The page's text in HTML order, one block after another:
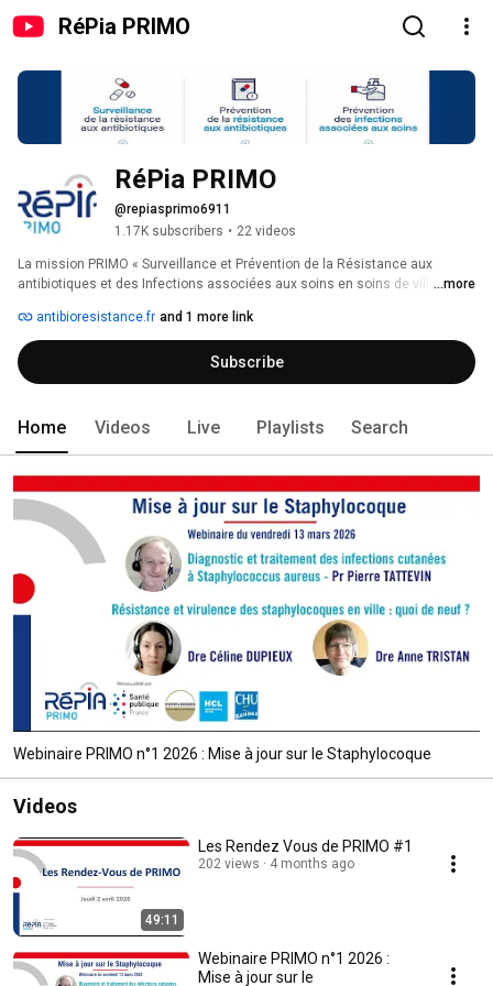
RéPia PRIMO
RéPia PRIMO
@repiasprimo6911
1.17K subscribers • 22 videos
La mission PRIMO « Surveillance et Prévention de la Résistance aux
antibiotiques et des Infections associées aux soins en soins de ville et en
Publique France au CPias Pays de la Loire en partenariat avec le CPias
Grand-Est pour la période 2018-2023.
...more
antibioresistance.fr and 1 more link
Subscribe
Home Videos Live Playlists Search
Webinaire PRIMO n°1 2026 : Mise à jour sur le Staphylocoque
Videos
49:11
Les Rendez Vous de PRIMO #1
202 views 4 months ago
Webinaire PRIMO n°1 2026 :
Mise à jour sur le